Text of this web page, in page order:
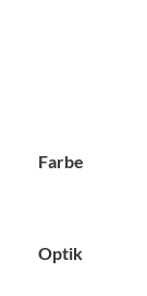
Farbe
Optik